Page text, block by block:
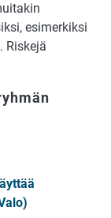
esimerkiksi
Riskejä